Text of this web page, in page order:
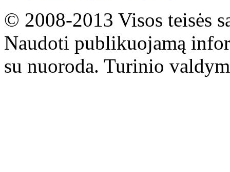
© 2008-2013 Visos teisės
Naudoti publikuojamą
su nuoroda. Turinio